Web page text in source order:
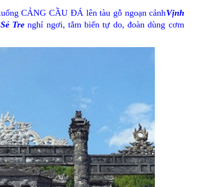
CẢNG CẦU ĐÁ lên tàu gỗ ngoạn cảnhVịnh
Tre nghỉ ngơi, tắm biển tự do, đoàn dùng cơm